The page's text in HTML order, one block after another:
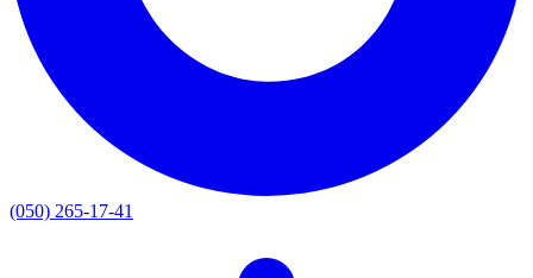
(050) 265-17-41